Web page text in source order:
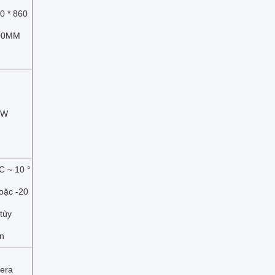
* 860
~ 10 °
-20